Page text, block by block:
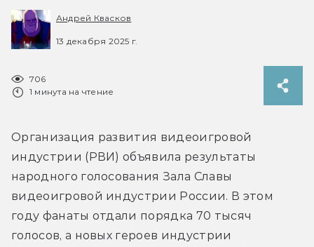
Андрей Квасков
13 декабря 2025 г.
706
1 минута на чтение
Организация развития видеоигровой
индустрии (РВИ) объявила результаты
народного голосования Зала Славы
видеоигровой индустрии России. В этом
году фанаты отдали порядка 70 тысяч
голосов, а новых героев индустрии